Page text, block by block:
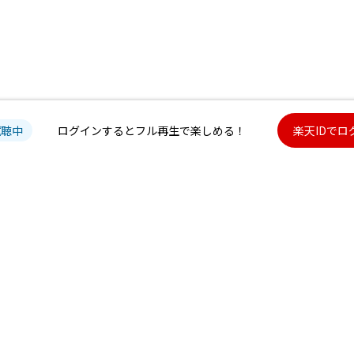
中 ログインするとフル再生で楽しめる！ 楽天IDでロ